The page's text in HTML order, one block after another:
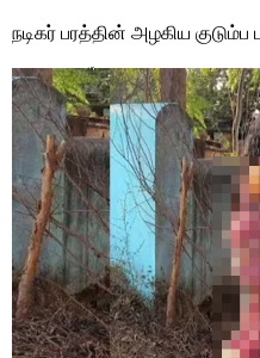
நடிகர் பரத்தின் அழகிய